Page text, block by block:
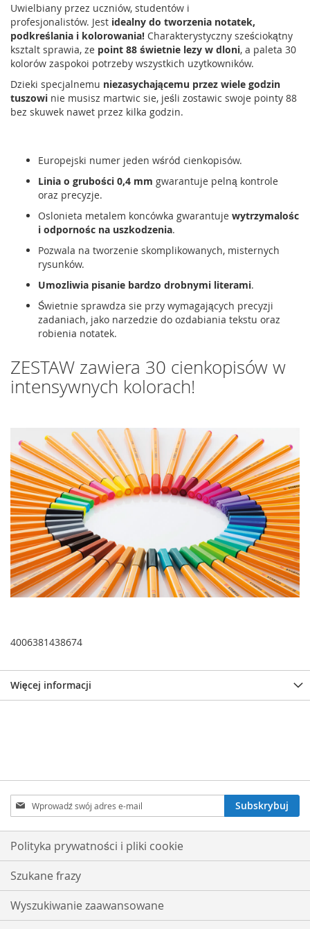
Uwielbiany przez uczniów, studentów i
profesjonalistów. Jest idealny do tworzenia notatek,
podkreślania i kolorowania! Charakterystyczny sześciokątny
ksztalt sprawia, ze point 88 świetnie lezy w dloni, a paleta 30
kolorów zaspokoi potrzeby wszystkich uzytkowników.
Dzieki specjalnemu niezasychającemu przez wiele godzin
tuszowi nie musisz martwic sie, jeśli zostawic swoje pointy 88
bez skuwek nawet przez kilka godzin.
Europejski numer jeden wśród cienkopisów.
Linia o grubości 0,4 mm gwarantuje pelną kontrole
oraz precyzje.
Oslonieta metalem koncówka gwarantuje wytrzymalośc
i odpornośc na uszkodzenia.
Pozwala na tworzenie skomplikowanych, misternych
rysunków.
Umozliwia pisanie bardzo drobnymi literami.
Świetnie sprawdza sie przy wymagających precyzji
zadaniach, jako narzedzie do ozdabiania tekstu oraz
robienia notatek.
ZESTAW zawiera 30 cienkopisów w
intensywnych kolorach!
4006381438674
Więcej informacji
Subskrybuj
nasz
newsletter:
Subskrybuj
Polityka prywatności i pliki cookie
Szukane frazy
Wyszukiwanie zaawansowane